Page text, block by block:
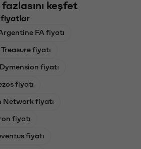
keşfet
fiyatlar
FA fiyatı
fiyatı
fiyatı
fiyatı
Network fiyatı
fiyatı
fiyatı